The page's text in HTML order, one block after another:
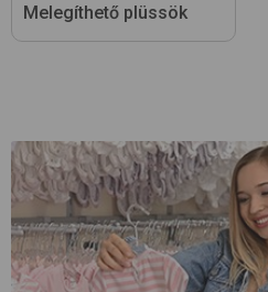
Melegíthető plüssök